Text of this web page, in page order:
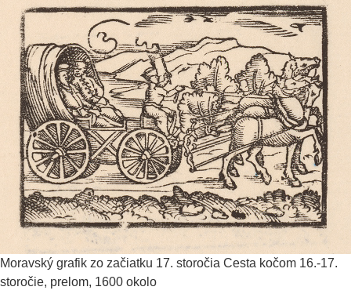
Moravský grafik zo začiatku 17. storočia Cesta kočom 16.-17.
storočie, prelom, 1600 okolo